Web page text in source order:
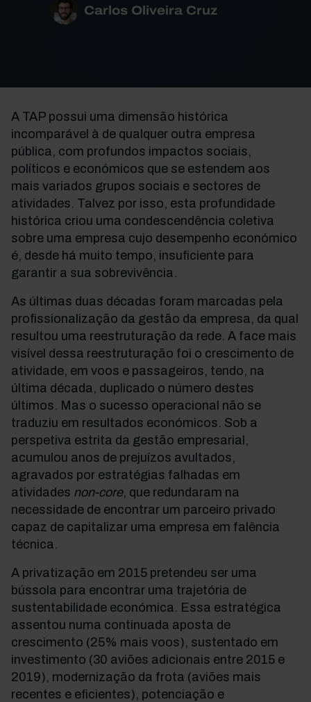
Carlos Oliveira Cruz
A TAP possui uma dimensão histórica
incomparável à de qualquer outra empresa
pública, com profundos impactos sociais,
políticos e económicos que se estendem aos
mais variados grupos sociais e sectores de
atividades. Talvez por isso, esta profundidade
histórica criou uma condescendência coletiva
sobre uma empresa cujo desempenho económico
é, desde há muito tempo, insuficiente para
garantir a sua sobrevivência.
As últimas duas décadas foram marcadas pela
profissionalização da gestão da empresa, da qual
resultou uma reestruturação da rede. A face mais
visível dessa reestruturação foi o crescimento de
atividade, em voos e passageiros, tendo, na
última década, duplicado o número destes
últimos. Mas o sucesso operacional não se
traduziu em resultados económicos. Sob a
perspetiva estrita da gestão empresarial,
acumulou anos de prejuízos avultados,
agravados por estratégias falhadas em
atividades non-core, que redundaram na
necessidade de encontrar um parceiro privado
capaz de capitalizar uma empresa em falência
técnica.
A privatização em 2015 pretendeu ser uma
bússola para encontrar uma trajetória de
sustentabilidade económica. Essa estratégica
assentou numa continuada aposta de
crescimento (25% mais voos), sustentado em
investimento (30 aviões adicionais entre 2015 e
2019), modernização da frota (aviões mais
recentes e eficientes), potenciação e